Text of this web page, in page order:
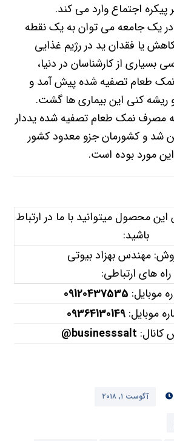
پیکره اجتماع وارد می کند.
در یک جامعه می توان به یک نقطه
یا فقدان ید در رژیم غذایی
بسیاری از کارشناسان در دنیا،
طعام تصفیه شده پیش آمد و
ریشه کنی این بیماری ها گشت.
مصرف نمک طعام تصفیه شده یددار
شد و کشورمان جزو معدود کشور
مورد بوده است.
محصول میتوانید با ما در ارتباط
باشید:
مهندس بهزاد بیوتی
راه های ارتباطی:
موبایل: 09120437535
موبایل: 09364130149
کانال: businesssalt@
آگوست ۱, ۲۰۱۸